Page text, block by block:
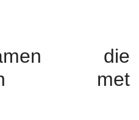
die
met